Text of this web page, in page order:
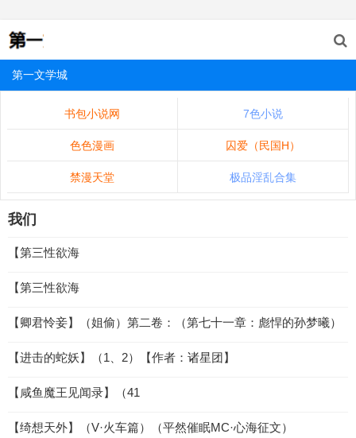
第一文学城
书包小说网 7色小说
色色漫画 囚爱（民国H）
禁漫天堂 极品淫乱合集
我们
【第三性欲海
【第三性欲海
【卿君怜妾】（姐偷）第二卷：（第七十一章：彪悍的孙梦曦）
【进击的蛇妖】（1、2）【作者：诸星团】
【咸鱼魔王见闻录】（41
【绮想天外】（V·火车篇）（平然催眠MC·心海征文）